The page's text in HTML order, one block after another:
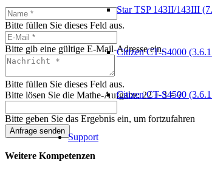
Star TSP 143II/143III
Citizen CT-S4000
Citizen CT-S4500
Support
Bitte füllen Sie dieses Feld aus.
Bitte gib eine gültige E-Mail-Adresse ein.
Bitte füllen Sie dieses Feld aus.
Bitte lösen Sie die Mathe-Aufgabe:22 + 3 = ?
Bitte geben Sie das Ergebnis ein, um fortzufahren
Anfrage senden
Weitere Kompetenzen